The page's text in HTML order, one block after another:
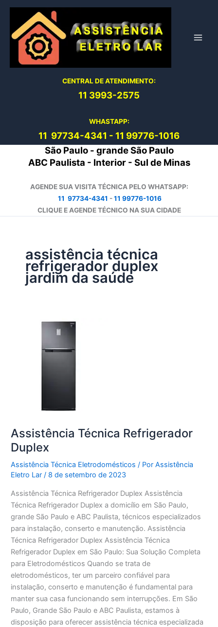
conteúdo
CENTRAL DE ATENDIMENTO:
11 3993-2575
WHASTAPP:
11 97734-4341 - 11 99776-1016
São Paulo - grande São Paulo
ABC Paulista - Interior - Sul de Minas
AGENDE SUA VISITA TÉCNICA PELO WHATSAPP:
11 97734-4341 -11 99776-1016
CLIQUE E AGENDE TÉCNICO NA SUA CIDADE
assistência técnica
refrigerador duplex
jardim da saúde
Assistência Técnica Refrigerador
Duplex
Assistência Técnica Eletrodomésticos / PorAssistência
Eletro Lar/ 8 de setembro de 2023
Assistência Técnica Refrigerador Duplex Assistência
Técnica Refrigerador Duplex a domicílio em São Paulo,
grande São Paulo e ABC Paulista, técnicos especializados
para instalação, conserto e manutenção. Assistência
Técnica Refrigerador Duplex Assistência Técnica
Refrigerador Duplex em São Paulo: Sua Solução Completa
para Eletrodomésticos Quando se trata de
eletrodomésticos, ter um parceiro confiável para
instalação, conserto e manutenção é fundamental para
manter sua casa funcionando sem interrupções. Em São
Paulo, Grande São Paulo e ABC Paulista, estamos à
disposição para oferecer assistência técnica especializada